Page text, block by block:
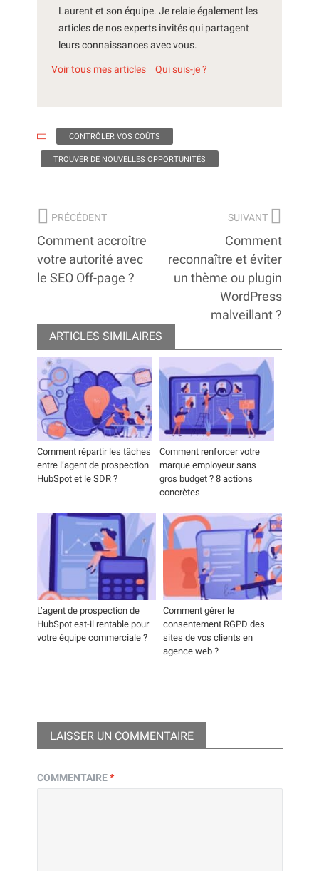
Laurent et son équipe. Je relaie également les
articles de nos experts invités qui partagent
leurs connaissances avec vous.
Voir tous mes articles Qui suis-je ?
CONTRÔLER VOS COÛTS
TROUVER DE NOUVELLES OPPORTUNITÉS
Navigation
de
l’article
PRÉCÉDENT
Article
Comment accroître
votre autorité avec
le SEO Off-page ?
SUIVANT
Article
suivant
Comment
reconnaître et éviter
un thème ou plugin
WordPress
malveillant ?
ARTICLES SIMILAIRES
Comment répartir les tâches
entre l’agent de prospection
HubSpot et le SDR ?
Comment renforcer votre
marque employeur sans
gros budget ? 8 actions
concrètes
L’agent de prospection de
HubSpot est-il rentable pour
votre équipe commerciale ?
Comment gérer le
consentement RGPD des
sites de vos clients en
agence web ?
LAISSER UN COMMENTAIRE
COMMENTAIRE*